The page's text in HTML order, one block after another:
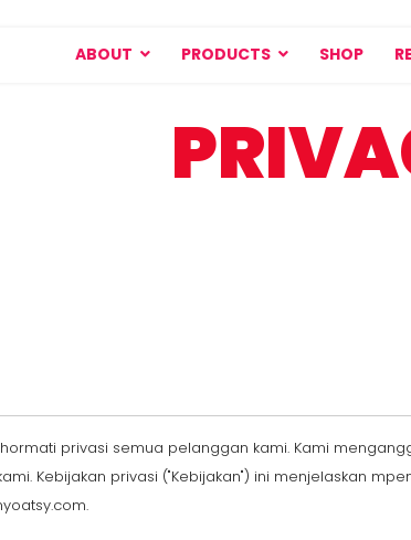
ABOUT PRODUCTS SHOP
privasi semua pelanggan kami. Kami
Kebijakan privasi ("Kebijakan") ini menjelaskan